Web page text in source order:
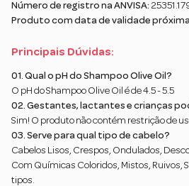
Número de registro na ANVISA:
Produto com data de validade
Principais Dúvidas:
01. Qual o pH do Shampoo Olive Oil?
O pH do Shampoo Olive Oil é de 4.5 - 5.5
02. Gestantes, lactantes e crianças
Sim! O produto não contém restrição de
03. Serve para qual tipo de cabelo?
Cabelos Lisos, Crespos, Ondulados,
Com Químicas Coloridos, Mistos, Ruivos,
tipos.